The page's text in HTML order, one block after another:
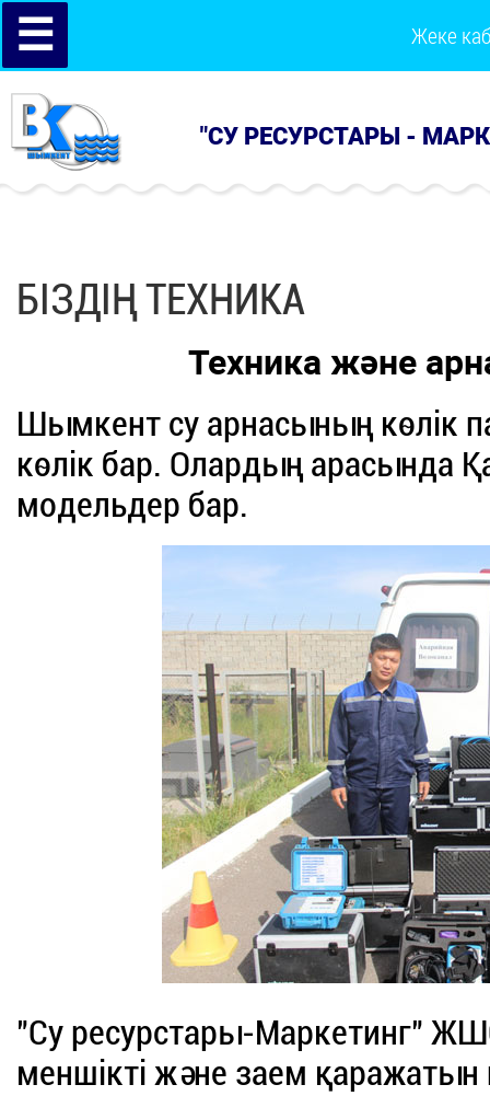
☰ Жеке
"СУ РЕСУРСТАРЫ -
БІЗДІҢ ТЕХНИКА
Техника және
Шымкент су арнасының көлік
көлік бар. Олардың арасында
модельдер бар.
"Су ресурстары-Маркетинг"
меншікті және заем